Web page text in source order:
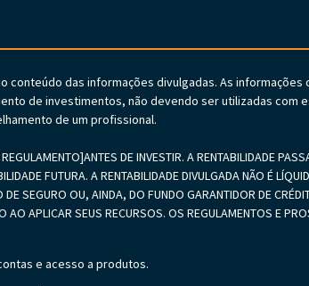
das informações divulgadas. As informações
de investimentos, não devendo ser utilizadas com
de um profissional.
DE INVESTIR. A RENTABILIDADE
FUTURA. A RENTABILIDADE DIVULGADA NÃO É
SEGURO OU, AINDA, DO FUNDO GARANTIDOR DE
AO APLICAR SEUS RECURSOS. OS REGULAMENTOS E
e acesso a produtos.